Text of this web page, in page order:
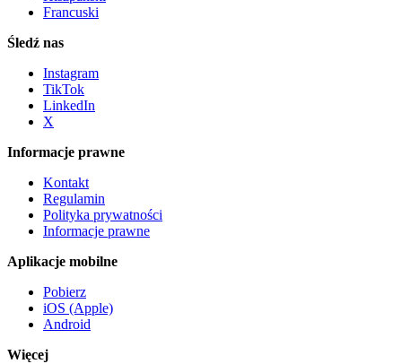
Francuski
Śledź nas
Instagram
TikTok
LinkedIn
X
Informacje prawne
Kontakt
Regulamin
Polityka prywatności
Informacje prawne
Aplikacje mobilne
Pobierz
iOS (Apple)
Android
Więcej